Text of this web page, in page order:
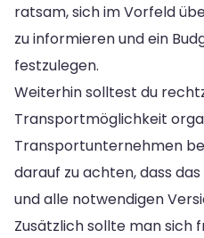
ratsam, sich im Vorfeld
zu informieren und ein
festzulegen.
Weiterhin solltest du
Transportmöglichkeit
Transportunternehmen
darauf zu achten, dass
und alle notwendigen
Zusätzlich sollte man sich